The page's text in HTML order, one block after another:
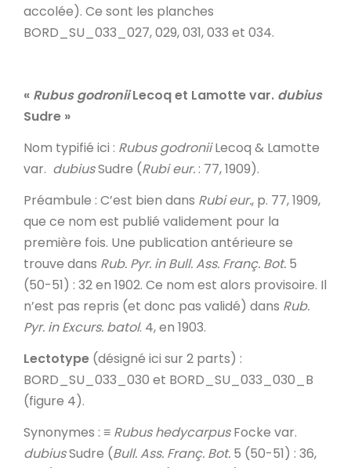
accolée). Ce sont les planches
BORD_SU_033_027, 029, 031, 033 et 034.
« Rubus godroniiLecoq et Lamotte var. dubius
Sudre »
Nom typifié ici : Rubus godroniiLecoq & Lamotte
var. dubiusSudre (Rubi eur. : 77, 1909).
Préambule : C’est bien dans Rubi eur., p. 77, 1909,
que ce nom est publié validement pour la
première fois. Une publication antérieure se
trouve dans Rub. Pyr. in Bull. Ass. Franç. Bot. 5
(50-51) : 32 en 1902. Ce nom est alors provisoire. Il
n’est pas repris (et donc pas validé) dans Rub.
Pyr. in Excurs. batol. 4, en 1903.
Lectotype (désigné ici sur 2 parts) :
BORD_SU_033_030 et BORD_SU_033_030_B
(figure 4).
Synonymes : ≡ Rubus hedycarpusFocke var.
dubiusSudre (Bull. Ass. Franç. Bot. 5 (50-51) : 36,